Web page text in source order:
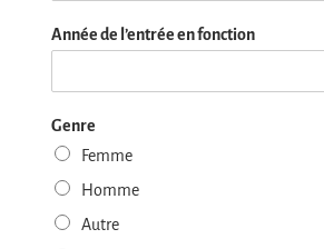
Année de l’entrée en fonction
Genre
Femme
Homme
Autre